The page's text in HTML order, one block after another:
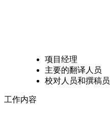
项目经理
主要的翻译人员
校对人员和撰稿员
工作内容